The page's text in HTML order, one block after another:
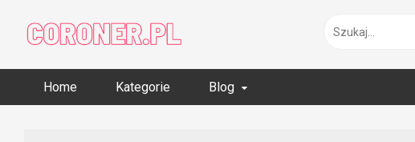
content
Home Kategorie Blog